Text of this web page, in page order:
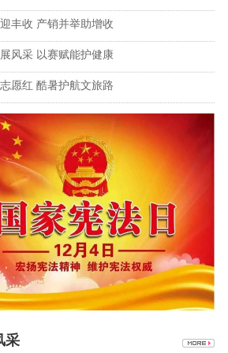
丰收 产销并举助增收
风采 以赛赋能护健康
愿红 酷暑护航文旅路